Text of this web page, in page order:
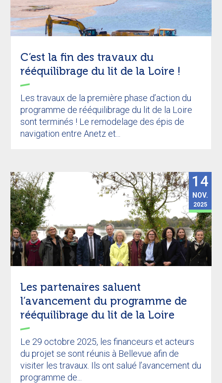
C’est la fin des travaux du
rééquilibrage du lit de la Loire !
Les travaux de la première phase d’action du
programme de rééquilibrage du lit de la Loire
sont terminés ! Le remodelage des épis de
navigation entre Anetz et...
Les partenaires saluent
l’avancement du programme de
rééquilibrage du lit de la Loire
14
NOV.
2025
Le 29 octobre 2025, les financeurs et acteurs
du projet se sont réunis à Bellevue afin de
visiter les travaux. Ils ont salué l’avancement du
programme de...